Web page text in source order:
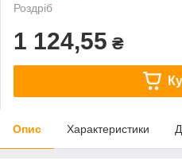
Роздріб
1 124,55 ₴
Опис Характеристики